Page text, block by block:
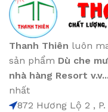
Thanh Thiên luôn
sản phẩm Dù che
nhà hàng Resort v.v...
nhất
872 Hương Lộ 2 ,